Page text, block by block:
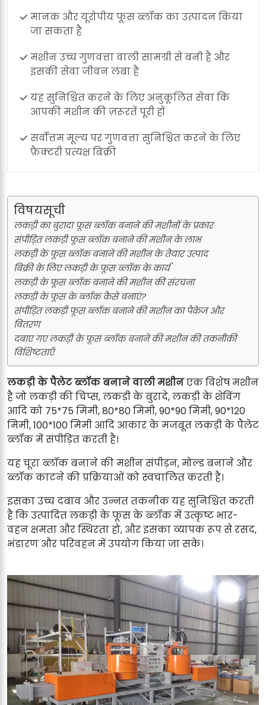
मानक और यूरोपीय फूस ब्लॉक का उत्पादन किया
जा सकता है
मशीन उच्च गुणवत्ता वाली सामग्री से बनी है और
इसकी सेवा जीवन लंबा है
यह सुनिश्चित करने के लिए अनुकूलित सेवा कि
आपकी मशीन की ज़रूरतें पूरी हों
सर्वोत्तम मूल्य पर गुणवत्ता सुनिश्चित करने के लिए
फ़ैक्टरी प्रत्यक्ष बिक्री
विषयसूची
लकड़ी का बुरादा फूस ब्लॉक बनाने की मशीनों के प्रकार
संपीड़ित लकड़ी फूस ब्लॉक बनाने की मशीन के लाभ
लकड़ी के फूस ब्लॉक बनाने की मशीन के तैयार उत्पाद
बिक्री के लिए लकड़ी के फूस ब्लॉक के कार्य
लकड़ी के फूस ब्लॉक बनाने की मशीन की संरचना
लकड़ी के फूस के ब्लॉक कैसे बनाएं?
संपीड़ित लकड़ी फूस ब्लॉक बनाने की मशीन का पैकेज और
वितरण
दबाए गए लकड़ी के फूस ब्लॉक बनाने की मशीन की तकनीकी
विशिष्टताएँ
लकड़ी के पैलेट ब्लॉक बनाने वाली मशीनएक विशेष मशीन
है जो लकड़ी की चिप्स, लकड़ी के बुरादे, लकड़ी के शेविंग
आदि को 75*75 मिमी, 80*80 मिमी, 90*90 मिमी, 90*120
मिमी, 100*100 मिमी आदि आकार के मजबूत लकड़ी के पैलेट
ब्लॉक में संपीड़ित करती है।
यह चूरा ब्लॉक बनाने की मशीन संपीड़न, मोल्ड बनाने और
ब्लॉक काटने की प्रक्रियाओं को स्वचालित करती है।
इसका उच्च दबाव और उन्नत तकनीक यह सुनिश्चित करती
है कि उत्पादित लकड़ी के फूस के ब्लॉक में उत्कृष्ट भार-
वहन क्षमता और स्थिरता हो, और इसका व्यापक रूप से रसद,
भंडारण और परिवहन में उपयोग किया जा सके।